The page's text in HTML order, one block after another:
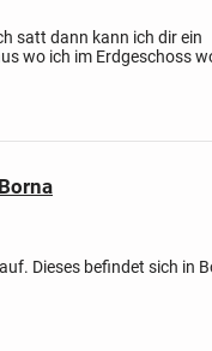
satt dann kann ich dir ein
wo ich im Erdgeschoss
Dieses befindet sich in